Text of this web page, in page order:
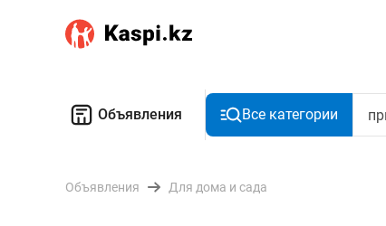
Объявления Все категории
Объявления Для дома и сада